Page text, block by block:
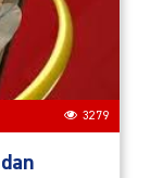
3279